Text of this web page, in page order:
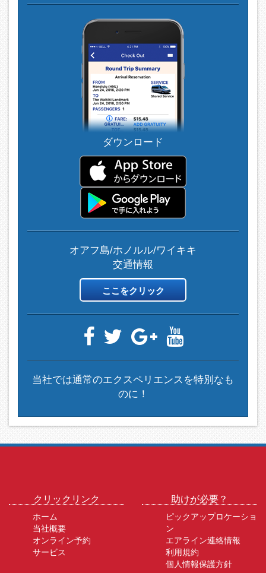
ダウンロード
オアフ島/ホノルル/ワイキキ
交通情報
ここをクリック
当社では通常のエクスペリエンスを特別なも
のに！
クリックリンク
ホーム
当社概要
オンライン予約
サービス
助けが必要？
ピックアップロケーショ
ン
エアライン連絡情報
利用規約
個人情報保護方針